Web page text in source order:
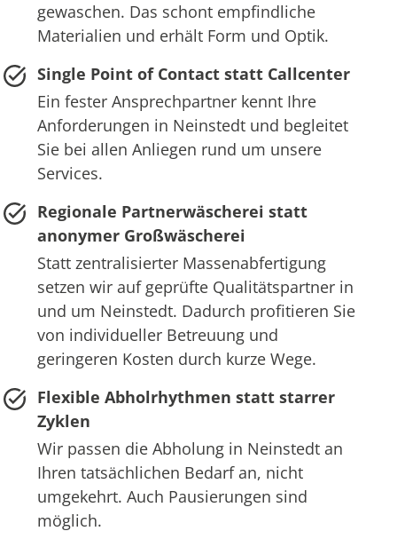
gewaschen. Das schont empfindliche
Materialien und erhält Form und Optik.
Single Point of Contact statt Callcenter
Ein fester Ansprechpartner kennt Ihre
Anforderungen in Neinstedt und begleitet
Sie bei allen Anliegen rund um unsere
Services.
Regionale Partnerwäscherei statt
anonymer Großwäscherei
Statt zentralisierter Massenabfertigung
setzen wir auf geprüfte Qualitätspartner in
und um Neinstedt. Dadurch profitieren Sie
von individueller Betreuung und
geringeren Kosten durch kurze Wege.
Flexible Abholrhythmen statt starrer
Zyklen
Wir passen die Abholung in Neinstedt an
Ihren tatsächlichen Bedarf an, nicht
umgekehrt. Auch Pausierungen sind
möglich.